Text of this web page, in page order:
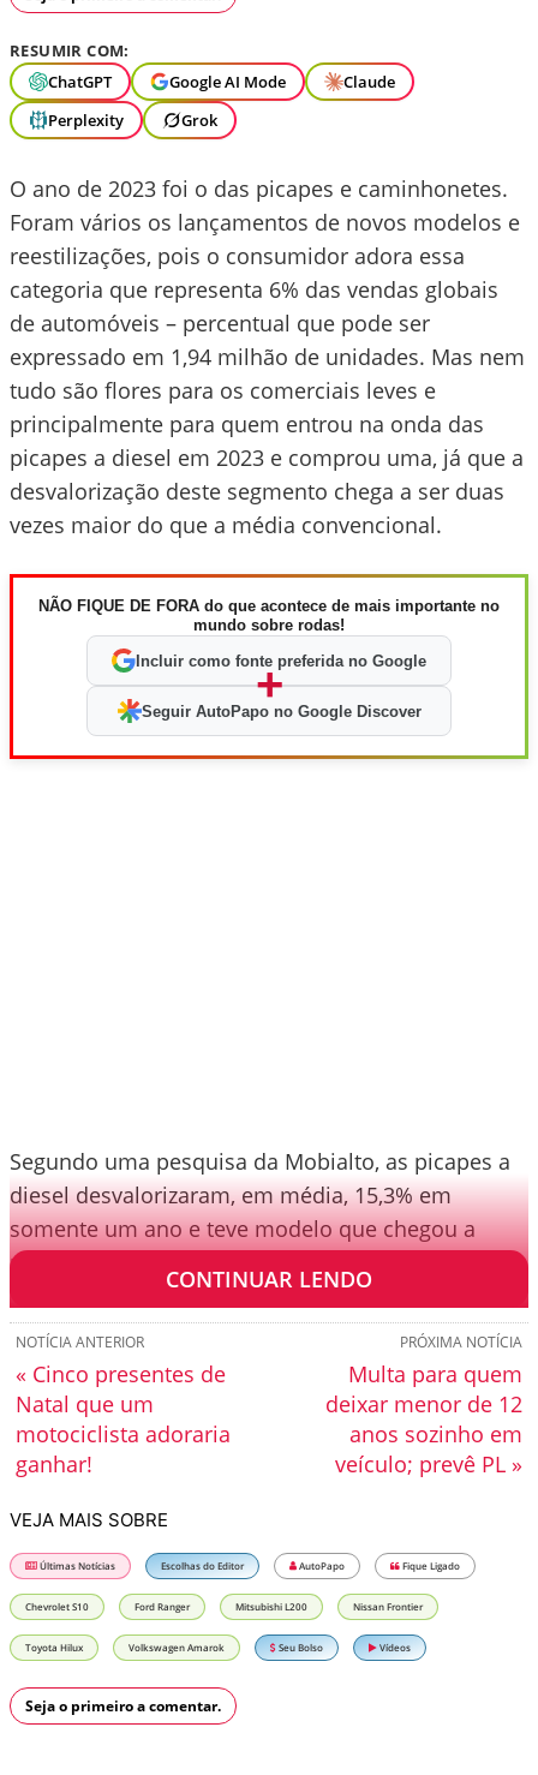
RESUMIR COM:
ChatGPT
Google AI Mode
Claude
Perplexity
Grok
O ano de 2023 foi o das picapes e caminhonetes.
Foram vários os lançamentos de novos modelos e
reestilizações, pois o consumidor adora essa
categoria que representa 6% das vendas globais
de automóveis – percentual que pode ser
expressado em 1,94 milhão de unidades. Mas nem
tudo são flores para os comerciais leves e
principalmente para quem entrou na onda das
picapes a diesel em 2023 e comprou uma, já que a
desvalorização deste segmento chega a ser duas
vezes maior do que a média convencional.
NÃO FIQUE DE FORA do que acontece de mais importante no
mundo sobre rodas!
Incluir como fonte preferida no Google
+
Seguir AutoPapo no Google Discover
Segundo uma pesquisa da Mobialto, as picapes a
diesel desvalorizaram, em média, 15,3% em
somente um ano e teve modelo que chegou a
passar dos 20%.
CONTINUAR LENDO
PRÓXIMA NOTÍCIA
Multa para quem
deixar menor de 12
anos sozinho em
veículo; prevê PL »
NOTÍCIA ANTERIOR
« Cinco presentes de
Natal que um
motociclista adoraria
ganhar!
VEJA MAIS SOBRE
Últimas Notícias Escolhas do Editor AutoPapo Fique Ligado
Chevrolet S10 Ford Ranger Mitsubishi L200 Nissan Frontier
Toyota Hilux Volkswagen Amarok Seu Bolso Vídeos
Seja o primeiro a comentar.